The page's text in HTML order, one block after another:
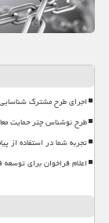
اجرای طرح مشترک
طرح نوشناس چتر حمایت
تجربه شما در استفاده از
اعلام فراخوان برای